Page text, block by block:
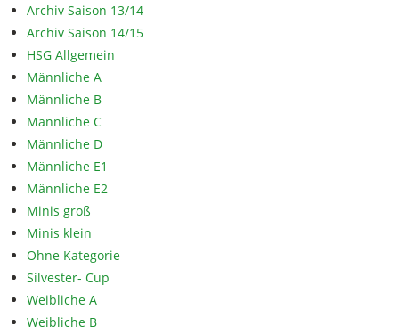
Archiv Saison 13/14
Archiv Saison 14/15
HSG Allgemein
Männliche A
Männliche B
Männliche C
Männliche D
Männliche E1
Männliche E2
Minis groß
Minis klein
Ohne Kategorie
Silvester- Cup
Weibliche A
Weibliche B